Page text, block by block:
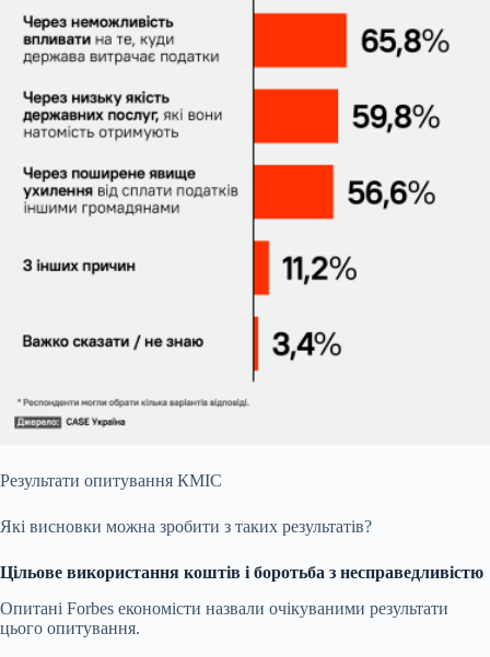
Результати опитування КМІС
Які висновки можна зробити з таких результатів?
Цільове використання коштів і боротьба з несправедливістю
Опитані Forbes економісти назвали очікуваними результати
цього опитування.